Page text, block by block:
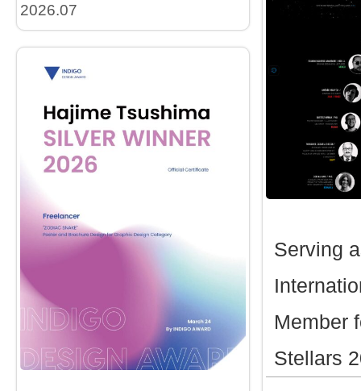
2026.07
Serving
Member
Stellars